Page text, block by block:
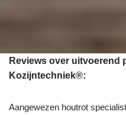
Reviews over uitvoerend
Kozijntechniek®:
Aangewezen houtrot